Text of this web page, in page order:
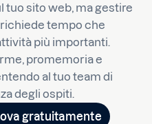
tuo sito web, ma gestire
tempo che
più importanti.
promemoria e
al tuo team di
degli ospiti.
gratuitamente